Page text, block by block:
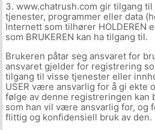
3. www.chatrush.com gir tilgang
tjenester, programmer eller data
Internett som tilhører HOLDEREN
som BRUKEREN kan ha tilgang til.
Brukeren påtar seg ansvaret for
ansvaret gjelder for registrering
tilgang til visse tjenester eller
USER være ansvarlig for å gi ekte
følge av denne registreringen kan
som han vil være ansvarlig for, og
flittig og konfidensiell bruk av den.